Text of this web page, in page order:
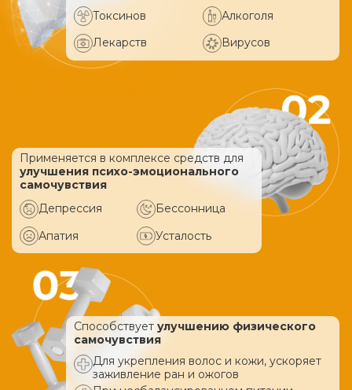
Токсинов
Алкоголя
Лекарств
Вирусов
Применяется в комплексе средств для
улучшения психо-эмоционального
самочувствия
Депрессия
Бессонница
Апатия
Усталость
Способствует улучшению физического
самочувствия
Для укрепления волос и кожи, ускоряет
заживление ран и ожогов